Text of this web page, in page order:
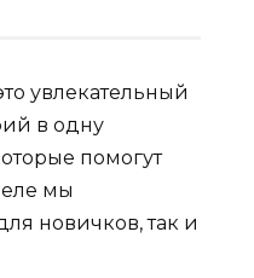
увлекательный
в одну
помогут
мы
новичков, так и